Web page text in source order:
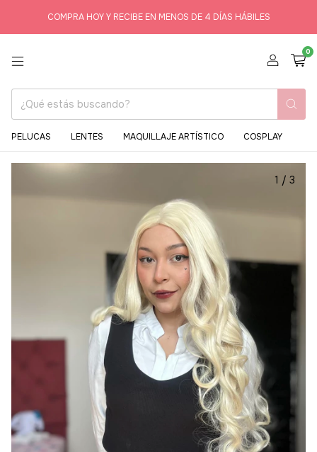
COMPRA HOY Y RECIBE EN MENOS DE 4 DÍAS HÁBILES
0
PELUCAS LENTES MAQUILLAJE ARTÍSTICO COSPLAY
1 / 3